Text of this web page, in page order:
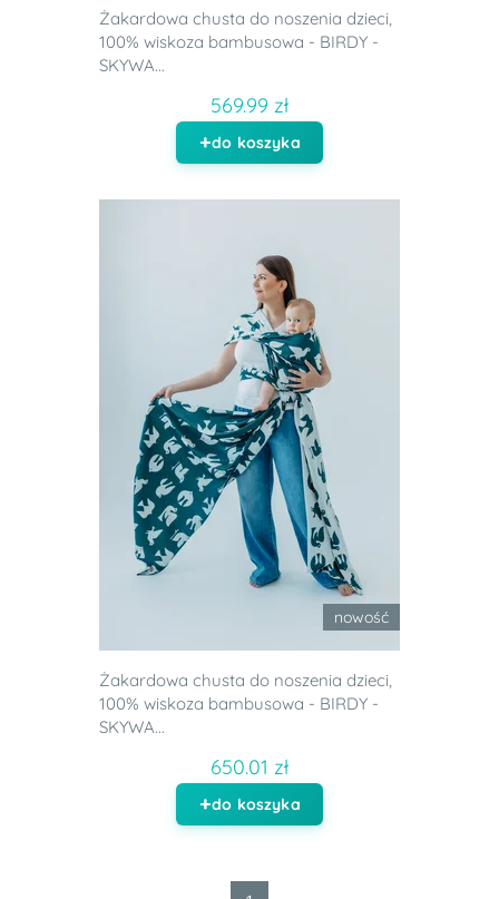
Żakardowa chusta do noszenia dzieci,
100% wiskoza bambusowa - BIRDY -
SKYWA...
569.99 zł
do koszyka
nowość
Żakardowa chusta do noszenia dzieci,
100% wiskoza bambusowa - BIRDY -
SKYWA...
650.01 zł
do koszyka